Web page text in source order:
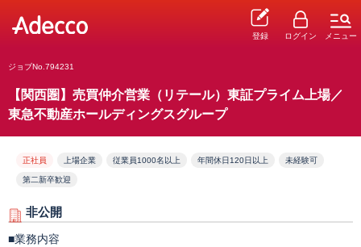
登録 ログイン メニュー
ジョブNo.794231
【関西圏】売買仲介営業（リテール）東証プライム上場／
東急不動産ホールディングスグループ
正社員 上場企業 従業員1000名以上 年間休日120日以上 未経験可
第二新卒歓迎
非公開
■業務内容